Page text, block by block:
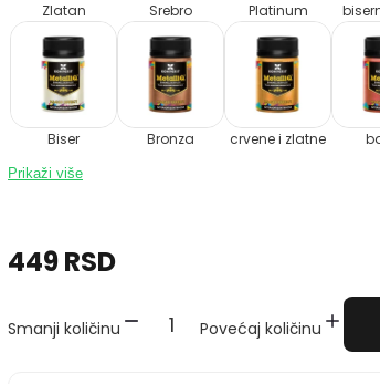
Zlatan Srebro Platinum
Biser Bronza crvene i zlatne
Prikaži više
449 RSD
Smanji količinu Povećaj količinu